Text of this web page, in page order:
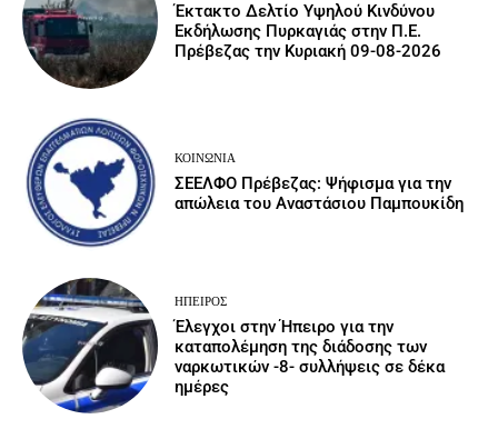
Έκτακτο Δελτίο Υψηλού Κινδύνου
Εκδήλωσης Πυρκαγιάς στην Π.Ε.
Πρέβεζας την Κυριακή 09-08-2026
ΚΟΙΝΩΝΙΑ
ΣΕΕΛΦΟ Πρέβεζας: Ψήφισμα για την
απώλεια του Αναστάσιου Παμπουκίδη
ΉΠΕΙΡΟΣ
Έλεγχοι στην Ήπειρο για την
καταπολέμηση της διάδοσης των
ναρκωτικών -8- συλλήψεις σε δέκα
ημέρες